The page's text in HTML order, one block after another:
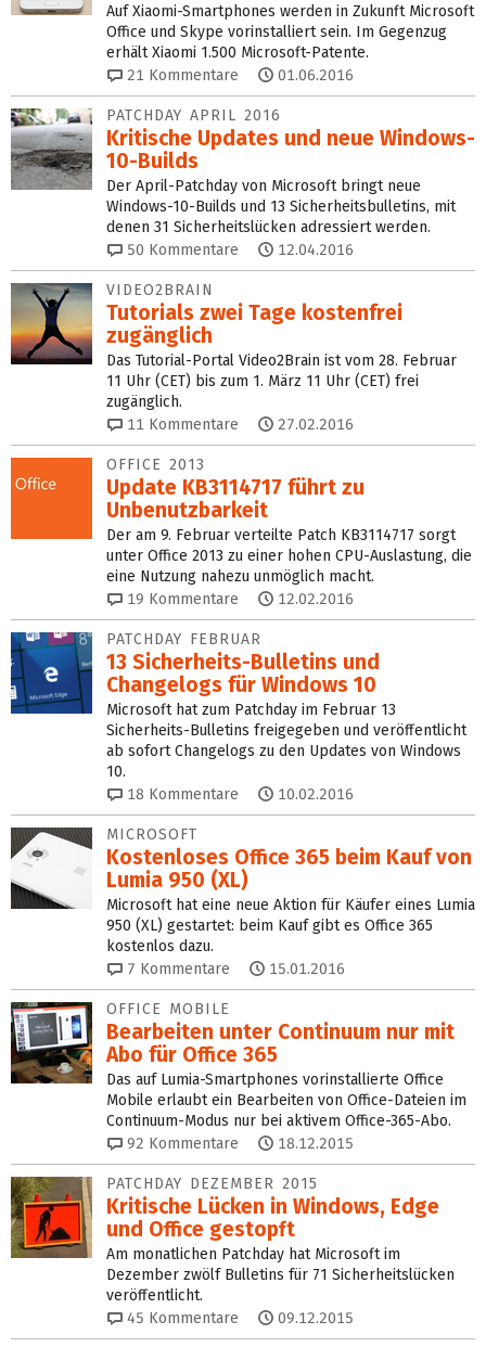
Auf Xiaomi-Smartphones werden in Zukunft Microsoft
Office und Skype vorinstalliert sein. Im Gegenzug
erhält Xiaomi 1.500 Microsoft-Patente.
21 Kommentare 01.06.2016
PATCHDAY APRIL 2016
Kritische Updates und neue Windows-
10-Builds
Der April-Patchday von Microsoft bringt neue
Windows-10-Builds und 13 Sicherheitsbulletins, mit
denen 31 Sicherheitslücken adressiert werden.
50 Kommentare 12.04.2016
VIDEO2BRAIN
Tutorials zwei Tage kostenfrei
zugänglich
Das Tutorial-Portal Video2Brain ist vom 28. Februar
11 Uhr (CET) bis zum 1. März 11 Uhr (CET) frei
zugänglich.
11 Kommentare 27.02.2016
OFFICE 2013
Update KB3114717 führt zu
Unbenutzbarkeit
Der am 9. Februar verteilte Patch KB3114717 sorgt
unter Office 2013 zu einer hohen CPU-Auslastung, die
eine Nutzung nahezu unmöglich macht.
19 Kommentare 12.02.2016
PATCHDAY FEBRUAR
13 Sicherheits-Bulletins und
Changelogs für Windows 10
Microsoft hat zum Patchday im Februar 13
Sicherheits-Bulletins freigegeben und veröffentlicht
ab sofort Changelogs zu den Updates von Windows
10.
18 Kommentare 10.02.2016
MICROSOFT
Kostenloses Office 365 beim Kauf von
Lumia 950 (XL)
Microsoft hat eine neue Aktion für Käufer eines Lumia
950 (XL) gestartet: beim Kauf gibt es Office 365
kostenlos dazu.
7 Kommentare 15.01.2016
OFFICE MOBILE
Bearbeiten unter Continuum nur mit
Abo für Office 365
Das auf Lumia-Smartphones vorinstallierte Office
Mobile erlaubt ein Bearbeiten von Office-Dateien im
Continuum-Modus nur bei aktivem Office-365-Abo.
92 Kommentare 18.12.2015
PATCHDAY DEZEMBER 2015
Kritische Lücken in Windows, Edge
und Office gestopft
Am monatlichen Patchday hat Microsoft im
Dezember zwölf Bulletins für 71 Sicherheitslücken
veröffentlicht.
45 Kommentare 09.12.2015